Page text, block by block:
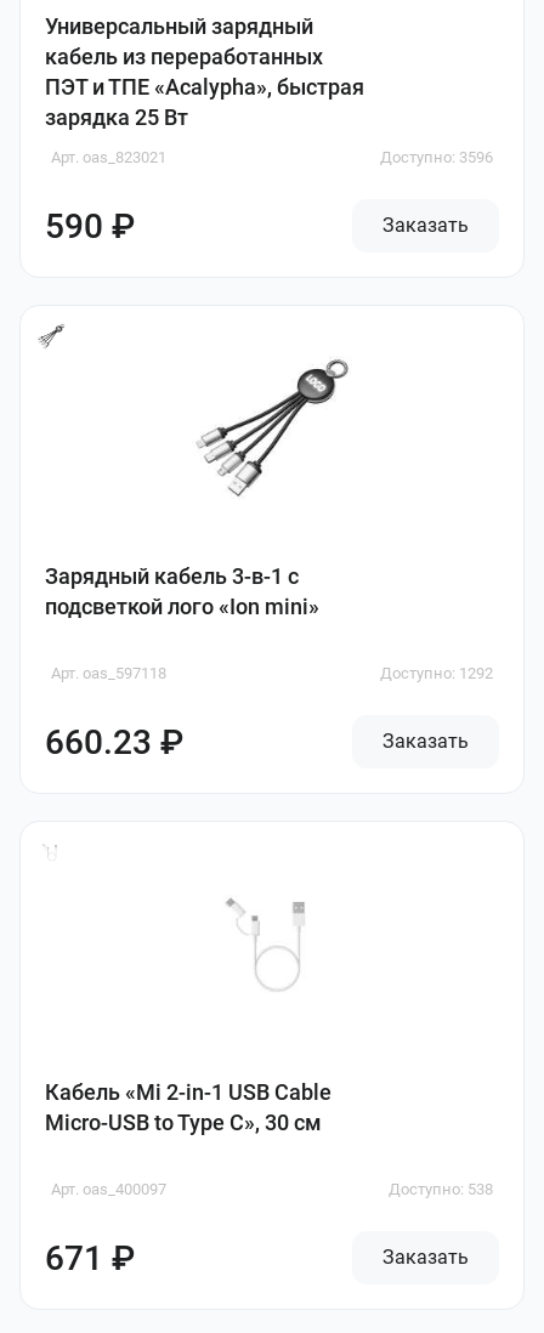
Универсальный зарядный
кабель из переработанных
ПЭТ и ТПЕ «Acalypha», быстрая
зарядка 25 Вт
Арт. oas_823021 Доступно: 3596
590 ₽ Заказать
Зарядный кабель 3-в-1 с
подсветкой лого «Ion mini»
Арт. oas_597118 Доступно: 1292
660.23 ₽ Заказать
Кабель «Mi 2-in-1 USB Cable
Micro-USB to Type C», 30 см
Арт. oas_400097 Доступно: 538
671 ₽ Заказать